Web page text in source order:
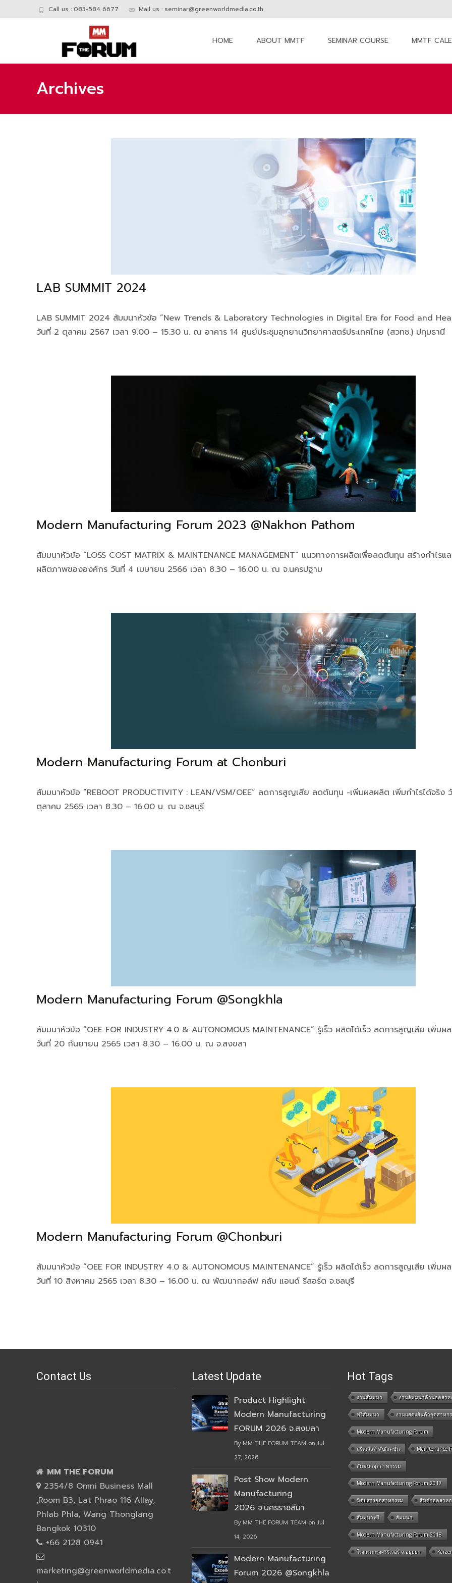
Call us : 083-584 6677 Mail us : seminar@greenworldmedia.co.th
HOME ABOUT MMTF SEMINAR COURSE MMTF
Archives
LAB SUMMIT 2024
LAB SUMMIT 2024 สัมมนาหัวข้อ “New Trends & Laboratory Technologies in Digital Era for Food and
วันที่ 2 ตุลาคม 2567 เวลา 9.00 – 15.30 น. ณ อาคาร 14 ศูนย์ประชุมอุทยานวิทยาศาสตร์ประเทศไทย (สวทช.) ปทุมธานี
Modern Manufacturing Forum 2023 @Nakhon Pathom
สัมมนาหัวข้อ “LOSS COST MATRIX & MAINTENANCE MANAGEMENT” แนวทางการผลิตเพื่อลดต้นทุน สร้างกำไรแ
ผลิตภาพขององค์กร วันที่ 4 เมษายน 2566 เวลา 8.30 – 16.00 น. ณ จ.นครปฐาม
Modern Manufacturing Forum at Chonburi
สัมมนาหัวข้อ “REBOOT PRODUCTIVITY : LEAN/VSM/OEE” ลดการสูญเสีย ลดต้นทุน -เพิ่มผลผลิต เพิ่มกำไรได้จริง
ตุลาคม 2565 เวลา 8.30 – 16.00 น. ณ จ.ชลบุรี
Modern Manufacturing Forum @Songkhla
สัมมนาหัวข้อ “OEE FOR INDUSTRY 4.0 & AUTONOMOUS MAINTENANCE” รู้เร็ว ผลิตได้เร็ว ลดการสูญเสีย เพิ่มผ
วันที่ 20 กันยายน 2565 เวลา 8.30 – 16.00 น. ณ จ.สงขลา
Modern Manufacturing Forum @Chonburi
สัมมนาหัวข้อ “OEE FOR INDUSTRY 4.0 & AUTONOMOUS MAINTENANCE” รู้เร็ว ผลิตได้เร็ว ลดการสูญเสีย เพิ่มผ
วันที่ 10 สิงหาคม 2565 เวลา 8.30 – 16.00 น. ณ พัฒนากอล์ฟ คลับ แอนด์ รีสอร์ต จ.ชลบุรี
Contact Us
MM THE FORUM
2354/8 Omni Business Mall
,Room B3, Lat Phrao 116 Allay,
Phlab Phla, Wang Thonglang
Bangkok 10310
+66 2128 0941
marketing@greenworldmedia.co.t
Latest Update
Product Highlight
Modern Manufacturing
FORUM 2026 จ.สงขลา
By MM THE FORUM TEAM on Jul
27, 2026
Post Show Modern
Manufacturing
2026 จ.นครราชสีมา
By MM THE FORUM TEAM on Jul
14, 2026
Modern Manufacturing
Forum 2026 @Songkhla
Hot Tags
งานสัมมนา งานสัมมนาด้านอุตสาห
ฟรีสัมมนา งานแสดงสินค้าอุตสาหก
Modern Manufacturing Forum
กรีนเวิลด์ พับลิเคชั่น Maintenance
สัมมนาอุตสาหกรรม
Modern Manufacturing Forum 2017
นิตยสารอุตสาหกรรม สินค้าอุตสาห
สัมมนาฟรี สัมมนา
Modern Manufacturing Forum 2018
โรงแรมกรุงศรีริเวอร์ จ.อยุธยา